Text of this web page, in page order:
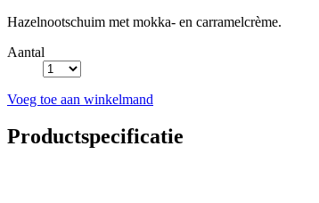
Hazelnootschuim met mokka- en carramelcrème.
Aantal
Voeg toe aan winkelmand
Productspecificatie